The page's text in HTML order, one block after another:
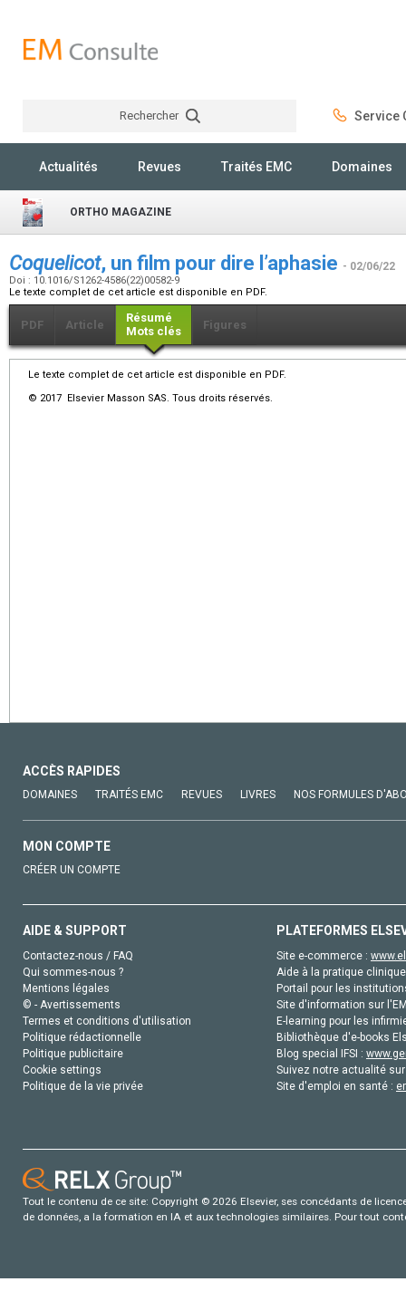
Rechercher Service
Actualités Revues Traités EMC Domaines
ORTHO MAGAZINE
Coquelicot, un film pour dire l’aphasie - 02/06/22
Doi : 10.1016/S1262-4586(22)00582-9
Le texte complet de cet article est disponible en PDF.
PDF Article
Résumé
Mots clés
Figures
Le texte complet de cet article est disponible en PDF.
© 2017 Elsevier Masson SAS. Tous droits réservés.
ACCÈS RAPIDES
DOMAINES TRAITÉS EMC REVUES LIVRES NOS FORMULES
MON COMPTE
CRÉER UN COMPTE
AIDE & SUPPORT
Contactez-nous / FAQ
Qui sommes-nous ?
Mentions légales
© - Avertissements
Termes et conditions d'utilisation
Politique rédactionnelle
Politique publicitaire
Cookie settings
Politique de la vie privée
PLATEFORMES
Site e-commerce :
Aide à la pratique
Portail pour les
Site d'information sur
E-learning pour les
Bibliothèque d'e-books
Blog special IFSI :
Suivez notre actualité
Site d'emploi en santé :
Tout le contenu de ce site: Copyright © 2026 Elsevier, ses concédants de
de données, a la formation en IA et aux technologies similaires. Pour tout